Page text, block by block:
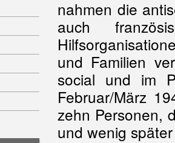
nahmen die
auch
und Familien
social und im
Februar/März
zehn Personen,
und wenig